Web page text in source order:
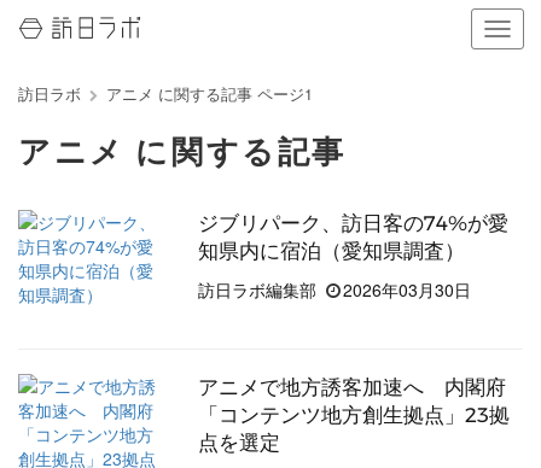
ナ
ビ
表
る
訪日ラボ アニメ に関する記事 ページ1
アニメ に関する記事
ジブリパーク、訪日客の74%が愛
知県内に宿泊（愛知県調査）
訪日ラボ編集部
2026年03月30日
アニメで地方誘客加速へ 内閣府
「コンテンツ地方創生拠点」23拠
点を選定